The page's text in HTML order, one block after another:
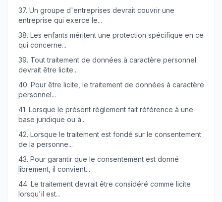
37. Un groupe d'entreprises devrait couvrir une
entreprise qui exerce le...
38. Les enfants méritent une protection spécifique en ce
qui concerne...
39. Tout traitement de données à caractère personnel
devrait être licite...
40. Pour être licite, le traitement de données à caractère
personnel...
41. Lorsque le présent règlement fait référence à une
base juridique ou à...
42. Lorsque le traitement est fondé sur le consentement
de la personne...
43. Pour garantir que le consentement est donné
librement, il convient...
44. Le traitement devrait être considéré comme licite
lorsqu'il est...